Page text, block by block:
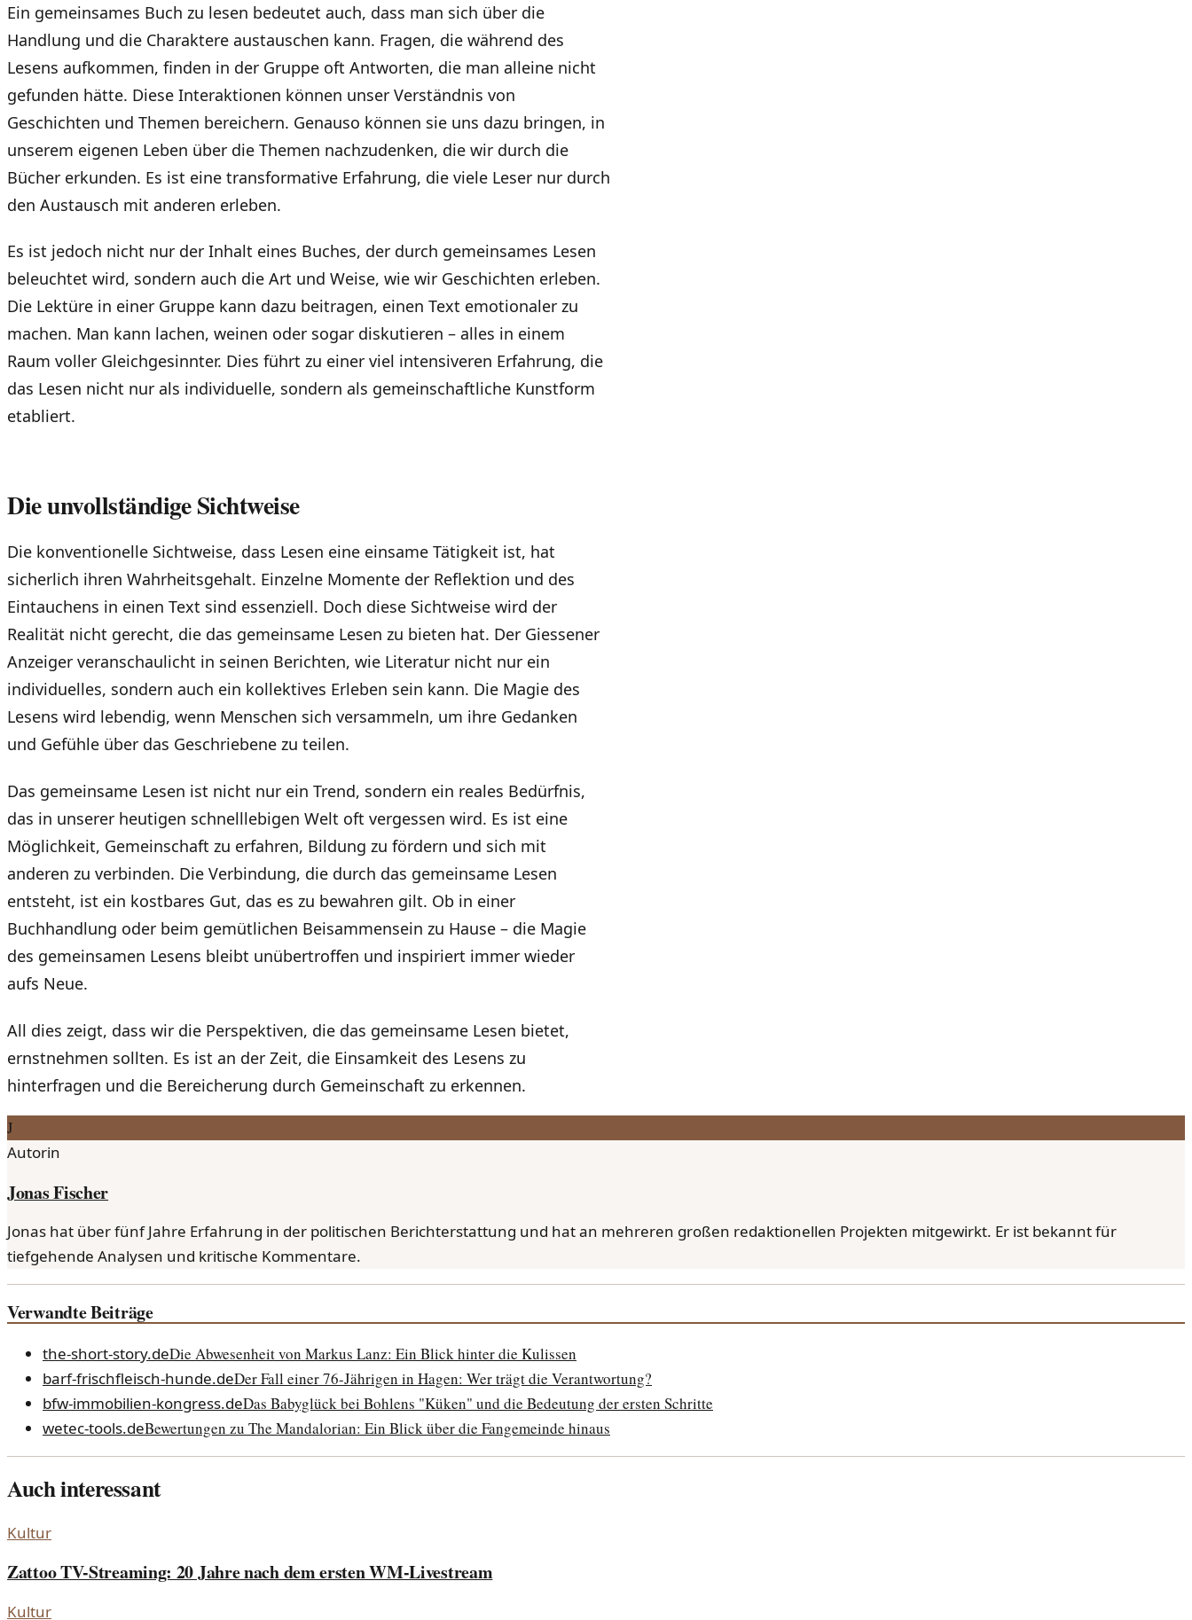
Ein gemeinsames Buch zu lesen bedeutet auch, dass man sich über die
Handlung und die Charaktere austauschen kann. Fragen, die während des
Lesens aufkommen, finden in der Gruppe oft Antworten, die man alleine nicht
gefunden hätte. Diese Interaktionen können unser Verständnis von
Geschichten und Themen bereichern. Genauso können sie uns dazu bringen, in
unserem eigenen Leben über die Themen nachzudenken, die wir durch die
Bücher erkunden. Es ist eine transformative Erfahrung, die viele Leser nur durch
den Austausch mit anderen erleben.
Es ist jedoch nicht nur der Inhalt eines Buches, der durch gemeinsames Lesen
beleuchtet wird, sondern auch die Art und Weise, wie wir Geschichten erleben.
Die Lektüre in einer Gruppe kann dazu beitragen, einen Text emotionaler zu
machen. Man kann lachen, weinen oder sogar diskutieren – alles in einem
Raum voller Gleichgesinnter. Dies führt zu einer viel intensiveren Erfahrung, die
das Lesen nicht nur als individuelle, sondern als gemeinschaftliche Kunstform
etabliert.
Die unvollständige Sichtweise
Die konventionelle Sichtweise, dass Lesen eine einsame Tätigkeit ist, hat
sicherlich ihren Wahrheitsgehalt. Einzelne Momente der Reflektion und des
Eintauchens in einen Text sind essenziell. Doch diese Sichtweise wird der
Realität nicht gerecht, die das gemeinsame Lesen zu bieten hat. Der Giessener
Anzeiger veranschaulicht in seinen Berichten, wie Literatur nicht nur ein
individuelles, sondern auch ein kollektives Erleben sein kann. Die Magie des
Lesens wird lebendig, wenn Menschen sich versammeln, um ihre Gedanken
und Gefühle über das Geschriebene zu teilen.
Das gemeinsame Lesen ist nicht nur ein Trend, sondern ein reales Bedürfnis,
das in unserer heutigen schnelllebigen Welt oft vergessen wird. Es ist eine
Möglichkeit, Gemeinschaft zu erfahren, Bildung zu fördern und sich mit
anderen zu verbinden. Die Verbindung, die durch das gemeinsame Lesen
entsteht, ist ein kostbares Gut, das es zu bewahren gilt. Ob in einer
Buchhandlung oder beim gemütlichen Beisammensein zu Hause – die Magie
des gemeinsamen Lesens bleibt unübertroffen und inspiriert immer wieder
aufs Neue.
All dies zeigt, dass wir die Perspektiven, die das gemeinsame Lesen bietet,
ernstnehmen sollten. Es ist an der Zeit, die Einsamkeit des Lesens zu
hinterfragen und die Bereicherung durch Gemeinschaft zu erkennen.
J
Autorin
Jonas Fischer
Jonas hat über fünf Jahre Erfahrung in der politischen Berichterstattung und hat an mehreren großen redaktionellen Projekten mitgewirkt. Er ist bekannt für
tiefgehende Analysen und kritische Kommentare.
Verwandte Beiträge
the-short-story.deDie Abwesenheit von Markus Lanz: Ein Blick hinter die Kulissen
barf-frischfleisch-hunde.deDer Fall einer 76-Jährigen in Hagen: Wer trägt die Verantwortung?
bfw-immobilien-kongress.deDas Babyglück bei Bohlens "Küken" und die Bedeutung der ersten Schritte
wetec-tools.deBewertungen zu The Mandalorian: Ein Blick über die Fangemeinde hinaus
Auch interessant
Kultur
Zattoo TV-Streaming: 20 Jahre nach dem ersten WM-Livestream
Kultur